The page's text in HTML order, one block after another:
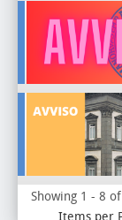
Showing 1 - 8
Items per